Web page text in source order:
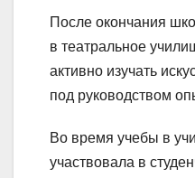
После окончания
в театральное
активно изучать
под руководством
Во время учебы в
участвовала в